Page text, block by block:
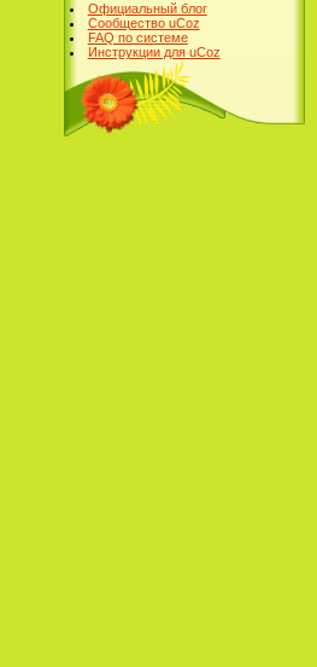
Официальный блог
Сообщество uCoz
FAQ по системе
Инструкции для uCoz